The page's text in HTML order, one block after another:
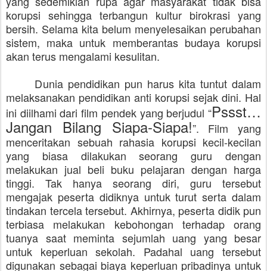
korupsi sehingga terbangun kultur birokrasi yang
bersih. Selama kita belum menyelesaikan perubahan
sistem, maka untuk memberantas budaya korupsi
akan terus mengalami kesulitan.
Dunia pendidikan pun harus kita tuntut dalam
melaksanakan pendidikan anti korupsi sejak dini. Hal
ini diilhami dari film pendek yang berjudul “Pssst…
Jangan Bilang Siapa-Siapa!”. Film yang
menceritakan sebuah rahasia korupsi kecil-kecilan
yang biasa dilakukan seorang guru dengan
melakukan jual beli buku pelajaran dengan harga
tinggi. Tak hanya seorang diri, guru tersebut
mengajak peserta didiknya untuk turut serta dalam
tindakan tercela tersebut. Akhirnya, peserta didik pun
terbiasa melakukan kebohongan terhadap orang
tuanya saat meminta sejumlah uang yang besar
untuk keperluan sekolah. Padahal uang tersebut
digunakan sebagai biaya keperluan pribadinya untuk